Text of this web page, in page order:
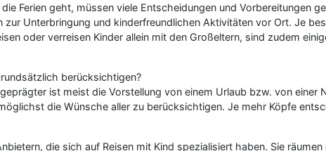
die Ferien geht, müssen viele Entscheidungen und Vorbereitungen
zur Unterbringung und kinderfreundlichen Aktivitäten vor Ort. Je
oder verreisen Kinder allein mit den Großeltern, sind zudem
berücksichtigen?
ist meist die Vorstellung von einem Urlaub bzw. von
die Wünsche aller zu berücksichtigen. Je mehr Köpfe
die sich auf Reisen mit Kind spezialisiert haben. Sie